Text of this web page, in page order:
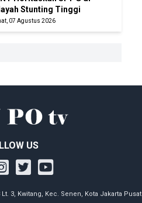
Stunting Tinggi
07 Agustus 2026
US
3, Kwitang, Kec. Senen, Kota Jakarta Pusat